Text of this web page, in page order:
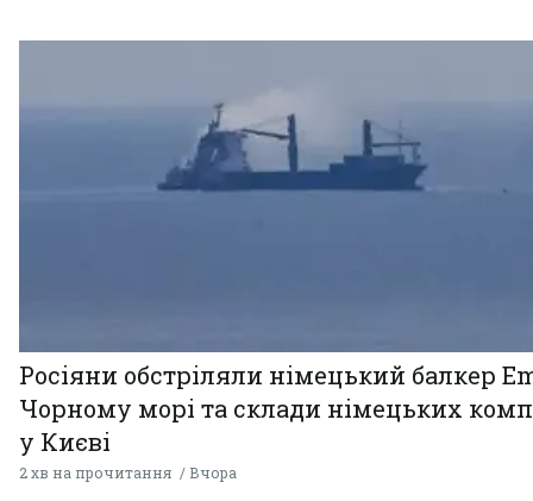
Росіяни обстріляли німецький балкер
Чорному морі та склади німецьких
у Києві
2 хв на прочитання Вчора